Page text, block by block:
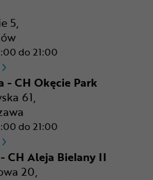
5,
do 21:00
CR Rzeszów
- CH Okęcie Park
61,
do 21:00
CR Warszawa - CH Okęcie
CH Aleja Bielany II
20,